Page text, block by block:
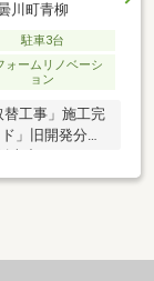
川町青柳
駐車3台
ォームリノベーシ
ョン
工事」施工完
」旧開発分譲